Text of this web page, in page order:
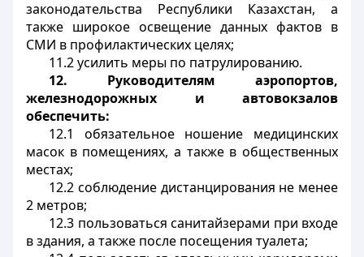
законодательства Республики Казахстан, а
также широкое освещение данных фактов в
СМИ в профилактических целях;
11.2 усилить меры по патрулированию.
12.
Руководителям аэропортов,
железнодорожных и автовокзалов
обеспечить:
12.1 обязательное ношение медицинских
масок в помещениях, а также в общественных
местах;
12.2 соблюдение дистанцирования не менее
2 метров;
12.3 пользоваться санитайзерами при входе
в здания, а также после посещения туалета;